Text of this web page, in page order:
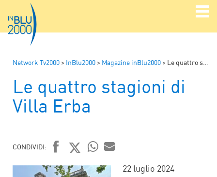
Network Tv2000 > InBlu2000 > Magazine inBlu2000 > Le quattro stagioni di Villa Erba
Le quattro stagioni di
Villa Erba
CONDIVIDI:
FACEBOOK
TWITTER
WHATSAPP
MAIL22 luglio 2024